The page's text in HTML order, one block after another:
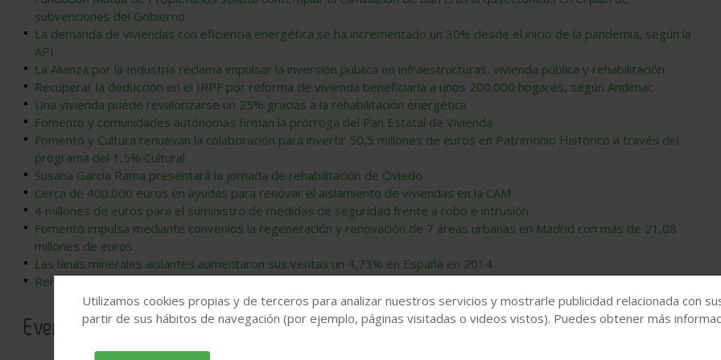
subvenciones del Gobierno
La demanda de viviendas con eficiencia energética se ha incrementado un 30% desde el inicio de la pandemia, según la
API
La Alianza por la Industria reclama impulsar la inversión pública en infraestructuras, vivienda pública y rehabilitación
Recuperar la deducción en el IRPF por reforma de vivienda beneficiaría a unos 200.000 hogares, según Andimac
Una vivienda puede revalorizarse un 25% gracias a la rehabilitación energética
Fomento y comunidades autónomas firman la prórroga del Pan Estatal de Vivienda
Fomento y Cultura renuevan la colaboración para invertir 50,5 millones de euros en Patrimonio Histórico a través del
programa del 1,5% Cultural
Susana García Rama presentará la jornada de rehabilitación de Oviedo
Cerca de 400.000 euros en ayudas para renovar el aislamiento de viviendas en la CAM
4 millones de euros para el suministro de medidas de seguridad frente a robo e intrusión
Fomento impulsa mediante convenios la regeneración y renovación de 7 áreas urbanas en Madrid con más de 21,08
millones de euros
Las lanas minerales aislantes aumentaron sus ventas un 4,73% en España en 2014
Rehabilitación de viviendas en Gijón por más de dos millones
Eventos relacionados a rehabilitación de viviendas
Utilizamos cookies propias y de terceros para analizar nuestros servicios y mostrarle publicidad relacionada con
partir de sus hábitos de navegación (por ejemplo, páginas visitadas o videos vistos). Puedes obtener más